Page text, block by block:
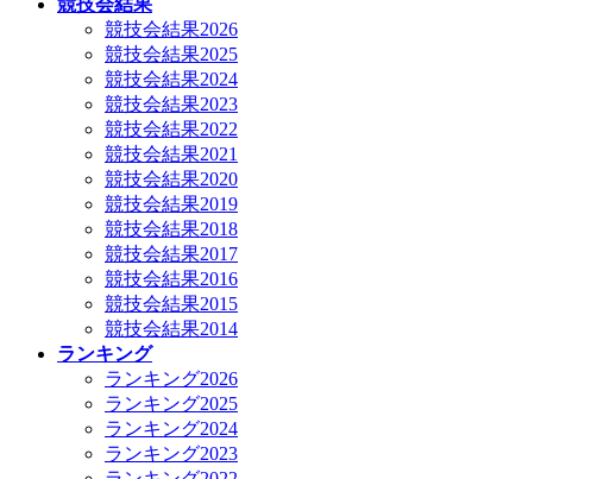
競技会結果
競技会結果2026
競技会結果2025
競技会結果2024
競技会結果2023
競技会結果2022
競技会結果2021
競技会結果2020
競技会結果2019
競技会結果2018
競技会結果2017
競技会結果2016
競技会結果2015
競技会結果2014
ランキング
ランキング2026
ランキング2025
ランキング2024
ランキング2023